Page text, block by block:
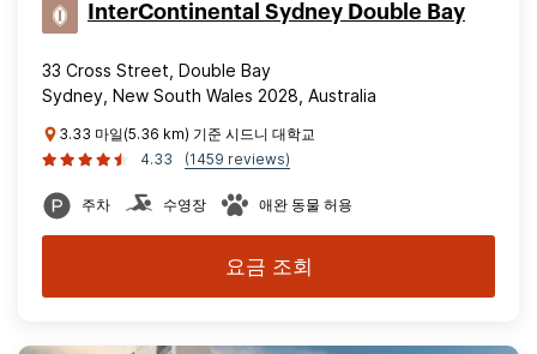
InterContinental Sydney Double Bay
33 Cross Street, Double Bay
Sydney, New South Wales 2028, Australia
3.33 마일(5.36 km) 기준 시드니 대학교
4.33
(1459 reviews)
주차 수영장 애완 동물 허용
요금 조회